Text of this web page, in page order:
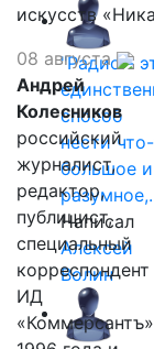
"Радио -
способ
нести
большое и
Написал
Алексей
Волин
искусств
08 августа
Андрей
Колесников
российский
журналист,
редактор,
публицист,
специальный
корреспондент
ИД